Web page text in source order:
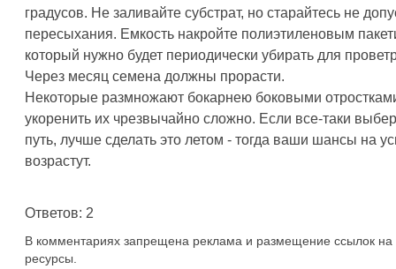
градусов. Не заливайте субстрат, но старайтесь не
пересыхания. Емкость накройте полиэтиленовым
который нужно будет периодически убирать для
Через месяц семена должны прорасти.
Некоторые размножают бокарнею боковыми
укоренить их чрезвычайно сложно. Если все-таки
путь, лучше сделать это летом - тогда ваши шансы на
возрастут.
Ответов: 2
В комментариях запрещена реклама и размещение ссылок на
ресурсы.